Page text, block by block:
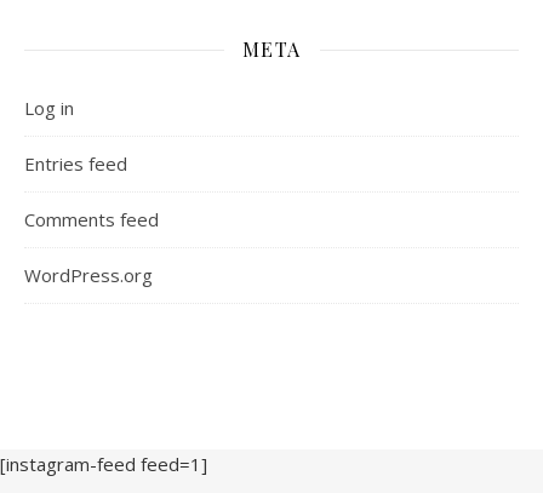
META
Log in
Entries feed
Comments feed
WordPress.org
[instagram-feed feed=1]